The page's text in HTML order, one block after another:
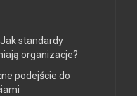
standardy
organizacje?
podejście do